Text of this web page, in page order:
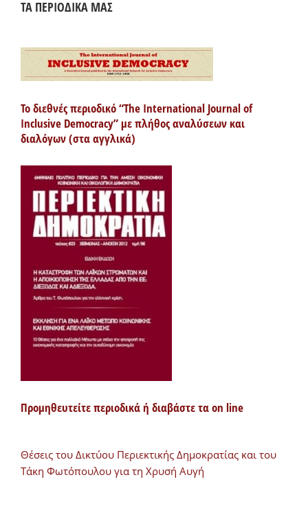
ΤΑ ΠΕΡΙΟΔΙΚΑ ΜΑΣ
Το διεθνές περιοδικό “The International Journal of
Inclusive Democracy” με πλήθος αναλύσεων και
διαλόγων (στα αγγλικά)
Προμηθευτείτε περιοδικά ή διαβάστε τα on line
Θέσεις του Δικτύου Περιεκτικής Δημοκρατίας και του
Τάκη Φωτόπουλου για τη Χρυσή Αυγή